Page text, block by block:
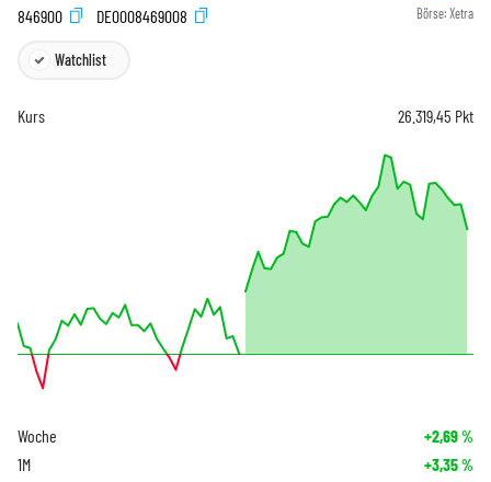
846900
DE0008469008 Börse: Xetra
Watchlist
Kurs 26.319,45 Pkt
Woche +2,69%
1M +3,35%